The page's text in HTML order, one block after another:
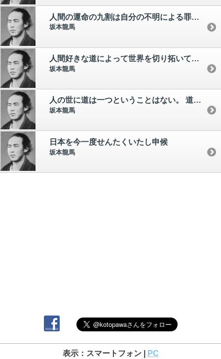
人間の運命の九割は自分の不明による罪だ。
坂本龍馬
人間好きな道によって世界を切り拓いてゆく。
坂本龍馬
人の世に道は一つということはない。 道は百も千も万もある
坂本龍馬
日本を今一度せんたくいたし申候
坂本龍馬
表示：スマートフォン | PC